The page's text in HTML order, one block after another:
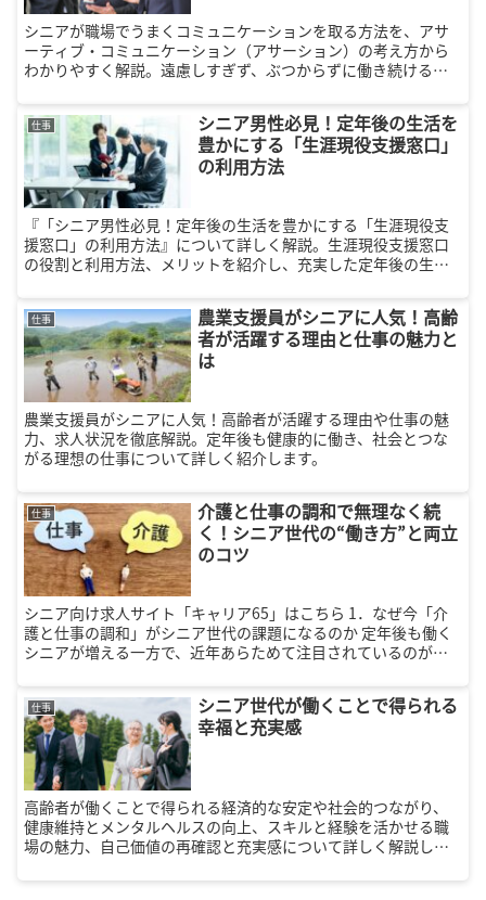
シニアが職場でうまくコミュニケーションを取る方法を、アサ
ーティブ・コミュニケーション（アサーション）の考え方から
わかりやすく解説。遠慮しすぎず、ぶつからずに働き続けるコ
仕事
シニア男性必見！定年後の生活を
豊かにする「生涯現役支援窓口」
の利用方法
『「シニア男性必見！定年後の生活を豊かにする「生涯現役支
援窓口」の利用方法』について詳しく解説。生涯現役支援窓口
の役割と利用方法、メリットを紹介し、充実した定年後の生活
仕事
農業支援員がシニアに人気！高齢
者が活躍する理由と仕事の魅力と
は
農業支援員がシニアに人気！高齢者が活躍する理由や仕事の魅
力、求人状況を徹底解説。定年後も健康的に働き、社会とつな
がる理想の仕事について詳しく紹介します。
仕事
介護と仕事の調和で無理なく続
く！シニア世代の“働き方”と両立
のコツ
シニア向け求人サイト「キャリア65」はこちら 1．なぜ今「介
護と仕事の調和」がシニア世代の課題になるのか 定年後も働く
シニアが増える一方で、近年あらためて注目されているのが
の課題ではな...
仕事
シニア世代が働くことで得られる
幸福と充実感
高齢者が働くことで得られる経済的な安定や社会的つながり、
健康維持とメンタルヘルスの向上、スキルと経験を活かせる職
場の魅力、自己価値の再確認と充実感について詳しく解説しま
す。